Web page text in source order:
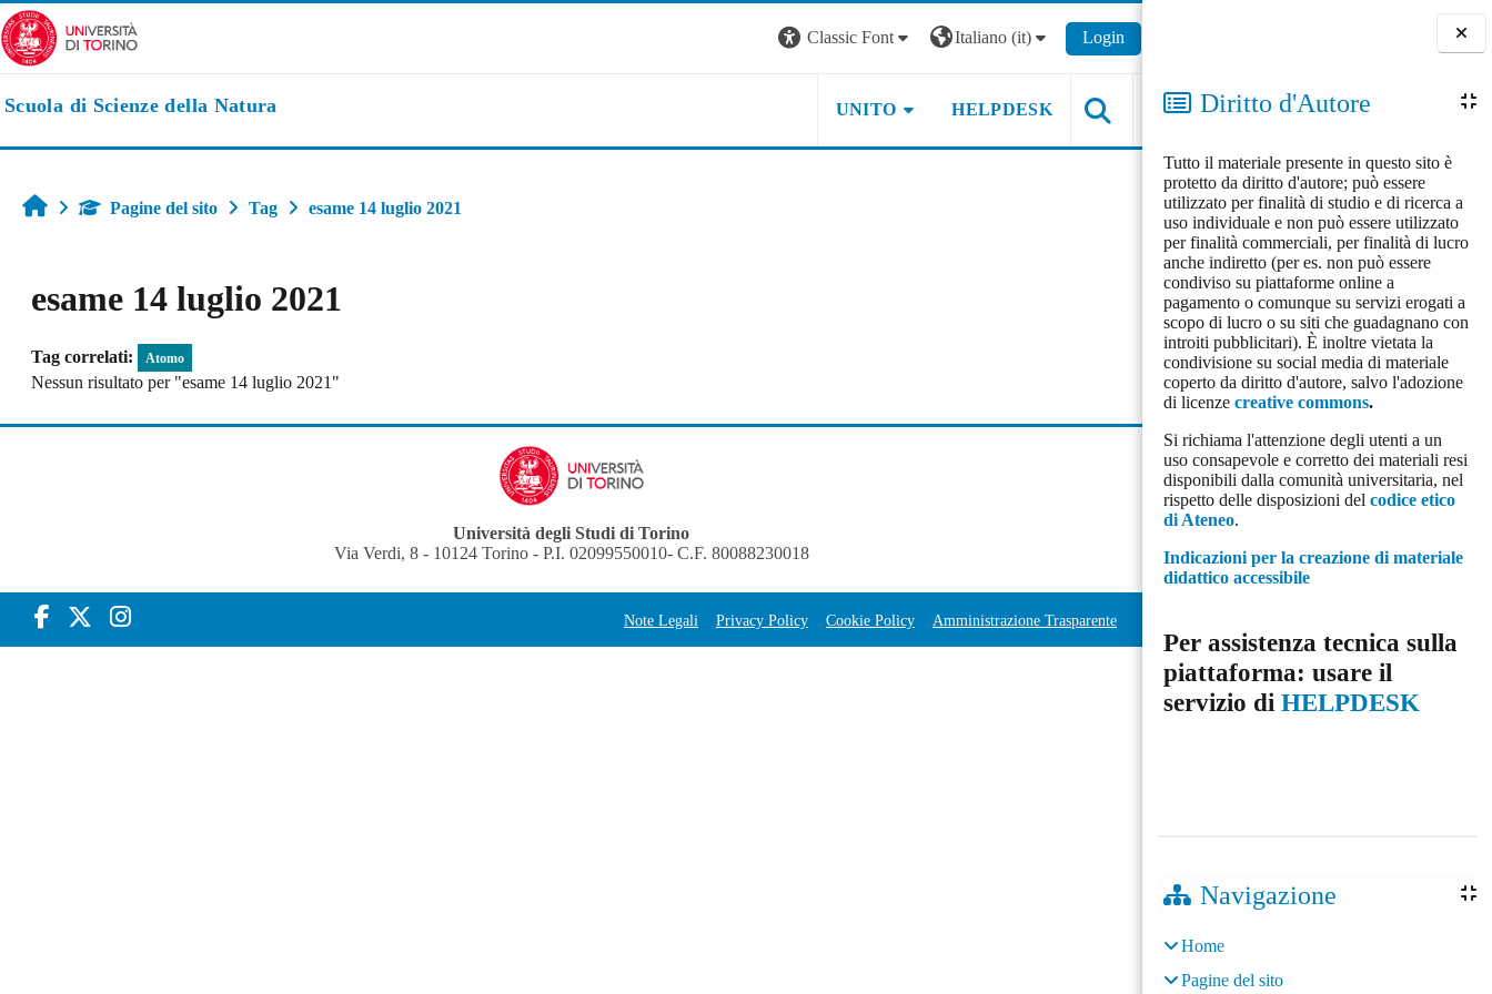
Vai al contenuto principale
Blocchi
Diritto d'Autore
Tutto il materiale presente in questo sito è
protetto da diritto d'autore; può essere
utilizzato per finalità di studio e di ricerca a
uso individuale e non può essere utilizzato
per finalità commerciali, per finalità di lucro
anche indiretto (per es. non può essere
condiviso su piattaforme online a
pagamento o comunque su servizi erogati a
scopo di lucro o su siti che guadagnano con
introiti pubblicitari). È inoltre vietata la
condivisione su social media di materiale
coperto da diritto d'autore, salvo l'adozione
di licenzecreative commons.
Si richiama l'attenzione degli utenti a un
uso consapevole e corretto dei materiali resi
disponibili dalla comunità universitaria, nel
rispetto delle disposizioni delcodice etico
di Ateneo.
Indicazioni per la creazione di materiale
didattico accessibile
Per assistenza tecnica sulla
piattaforma: usare il
servizio diHELPDESK
Navigazione
Home
Pagine del sito
Classic Font Italiano ‎(it)‎ Login
Scuola di Scienze della Natura UNITO HELPDESK
HomePagine del sito Tag esame 14 luglio 2021
esame 14 luglio 2021
Tag correlati: Atomo
Nessun risultato per "esame 14 luglio 2021"
Università degli Studi di Torino
Via Verdi, 8 - 10124 Torino - P.I. 02099550010- C.F. 80088230018
Note Legali Privacy Policy Cookie Policy Amministrazione Trasparente